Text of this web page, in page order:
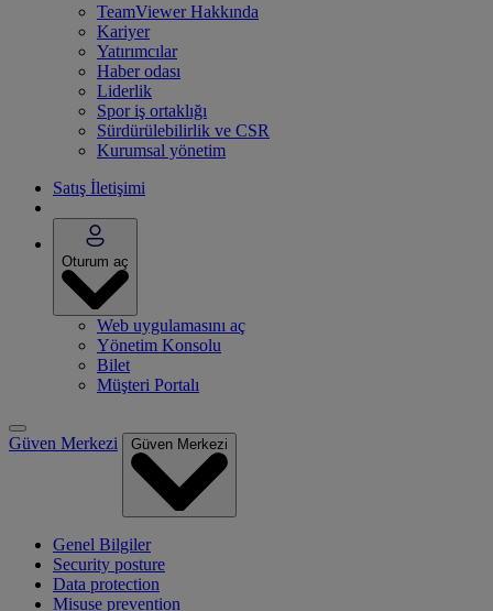
TeamViewer Hakkında
Kariyer
Yatırımcılar
Haber odası
Liderlik
Spor iş ortaklığı
Sürdürülebilirlik ve CSR
Kurumsal yönetim
Satış İletişimi
Oturum aç
Web uygulamasını aç
Yönetim Konsolu
Bilet
Müşteri Portalı
Güven Merkezi Güven Merkezi
Genel Bilgiler
Security posture
Data protection
Misuse prevention